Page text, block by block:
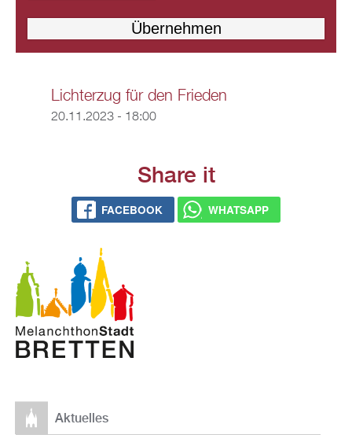
Lichterzug für den Frieden
20.11.2023 - 18:00
Share it
FACEBOOK WHATSAPP
Aktuelles